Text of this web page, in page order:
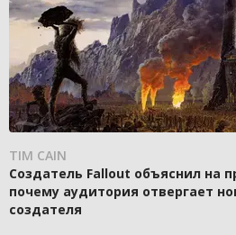
TIM CAIN
Создатель Fallout объяснил на
почему аудитория отвергает
создателя